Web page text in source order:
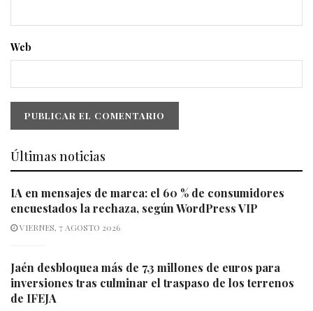
Web
Últimas noticias
IA en mensajes de marca: el 60 % de consumidores
encuestados la rechaza, según WordPress VIP
VIERNES, 7 AGOSTO 2026
Jaén desbloquea más de 7,3 millones de euros para
inversiones tras culminar el traspaso de los terrenos
de IFEJA